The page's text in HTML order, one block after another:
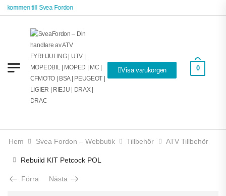
till Svea Fordon
Visa varukorgen 0
Hem Svea Fordon – Webbutik Tillbehör ATV Tillbehör
Rebuild KIT Petcock POL
Förra Nästa